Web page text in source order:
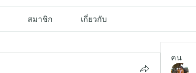
สมาชิก เกี่ยวกับ
คน